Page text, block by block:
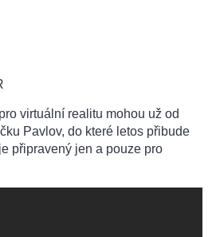
pro virtuální realitu mohou už od
Pavlov, do které letos přibude
připravený jen a pouze pro